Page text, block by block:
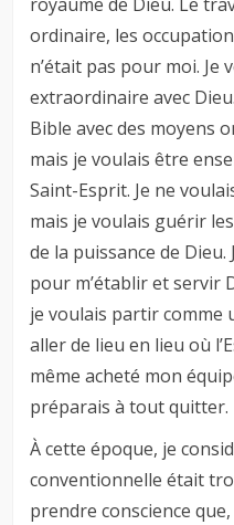
ordinaire, les
n’était pas pour moi. Je
extraordinaire avec
Bible avec des moyens
mais je voulais être
Saint-Esprit. Je ne
mais je voulais guérir
de la puissance de
pour m’établir et servir
je voulais partir comme
aller de lieu en lieu où
même acheté mon
préparais à tout quitter.
À cette époque, je
conventionnelle était
prendre conscience